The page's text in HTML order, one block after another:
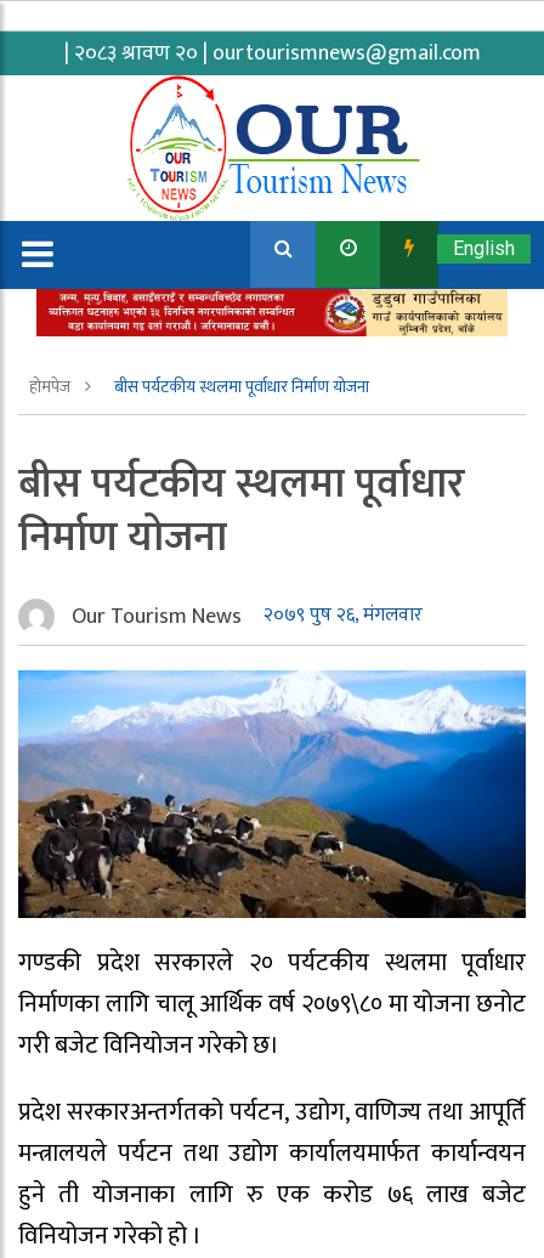
| २०८३ श्रावण २० | ourtourismnews@gmail.com
English
होमपेज बीस पर्यटकीय स्थलमा पूर्वाधार निर्माण योजना
बीस पर्यटकीय स्थलमा पूर्वाधार
निर्माण योजना
Our Tourism News २०७९ पुष २६, मंगलवार
गण्डकी प्रदेश सरकारले २० पर्यटकीय स्थलमा पूर्वाधार
निर्माणका लागि चालू आर्थिक वर्ष २०७९\८० मा योजना छनोट
गरी बजेट विनियोजन गरेको छ।
प्रदेश सरकारअन्तर्गतको पर्यटन, उद्योग, वाणिज्य तथा आपूर्ति
मन्त्रालयले पर्यटन तथा उद्योग कार्यालयमार्फत कार्यान्वयन
हुने ती योजनाका लागि रु एक करोड ७६ लाख बजेट
विनियोजन गरेको हो ।